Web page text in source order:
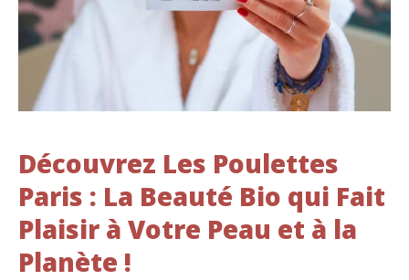
Découvrez Les Poulettes
Paris : La Beauté Bio qui Fait
Plaisir à Votre Peau et à la
Planète !